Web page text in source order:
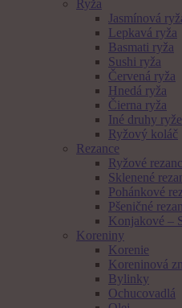
Ryža
Jasmínová
Lepkavá ryža
Basmati ryža
Sushi ryža
Červená ryža
Hnedá ryža
Čierna ryža
Iné druhy ryže
Ryžový koláč
Rezance
Ryžové
Sklenené
Pohánkové
Pšeničné
Konjakové –
Koreniny
Korenie
Koreninová
Bylinky
Ochucovadlá